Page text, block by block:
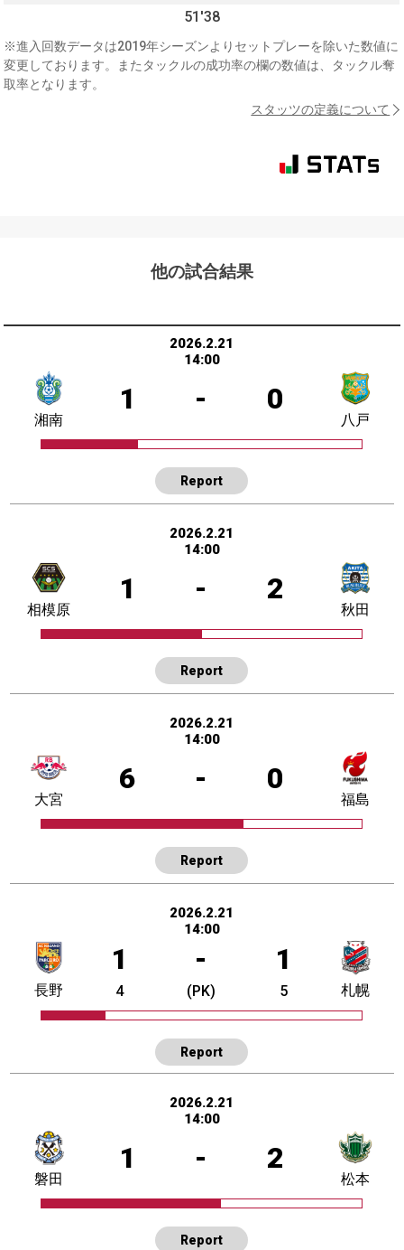
51'38
※進入回数データは2019年シーズンよりセットプレーを除いた数値に
変更しております。またタックルの成功率の欄の数値は、タックル奪
取率となります。
スタッツの定義について
他の試合結果
2026.2.21
14:00
1 - 0
湘南 八戸
Report
2026.2.21
14:00
1 - 2
相模原 秋田
Report
2026.2.21
14:00
6 - 0
大宮 福島
Report
2026.2.21
14:00
1 - 1
長野 4 (PK) 5 札幌
Report
2026.2.21
14:00
1 - 2
磐田 松本
Report